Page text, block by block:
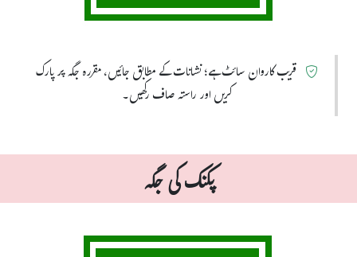
قریب کاروان سائٹ ہے؛ نشانات کے مطابق جائیں، مقررہ جگہ پر پارک
کریں اور راستہ صاف رکھیں۔
پکنک کی جگہ